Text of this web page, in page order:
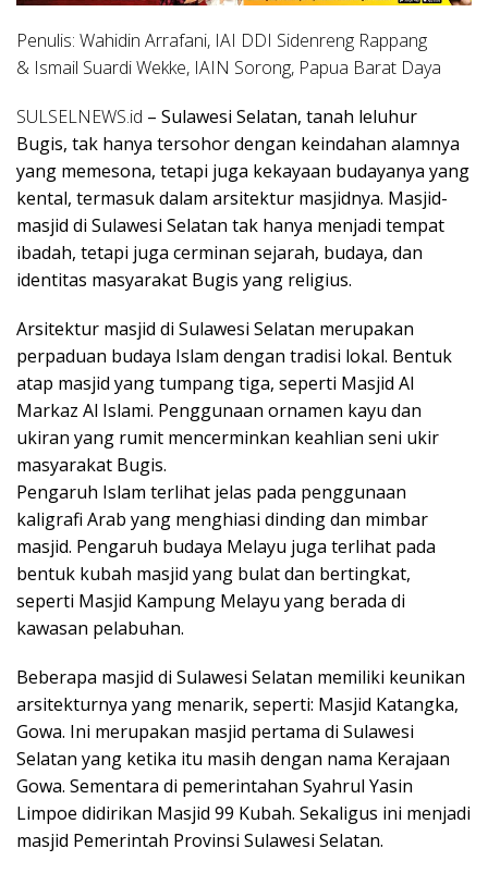
Penulis: Wahidin Arrafani, IAI DDI Sidenreng Rappang
& Ismail Suardi Wekke, IAIN Sorong, Papua Barat Daya
SULSELNEWS.id – Sulawesi Selatan, tanah leluhur
Bugis, tak hanya tersohor dengan keindahan alamnya
yang memesona, tetapi juga kekayaan budayanya yang
kental, termasuk dalam arsitektur masjidnya. Masjid-
masjid di Sulawesi Selatan tak hanya menjadi tempat
ibadah, tetapi juga cerminan sejarah, budaya, dan
identitas masyarakat Bugis yang religius.
Arsitektur masjid di Sulawesi Selatan merupakan
perpaduan budaya Islam dengan tradisi lokal. Bentuk
atap masjid yang tumpang tiga, seperti Masjid Al
Markaz Al Islami. Penggunaan ornamen kayu dan
ukiran yang rumit mencerminkan keahlian seni ukir
masyarakat Bugis.
Pengaruh Islam terlihat jelas pada penggunaan
kaligrafi Arab yang menghiasi dinding dan mimbar
masjid. Pengaruh budaya Melayu juga terlihat pada
bentuk kubah masjid yang bulat dan bertingkat,
seperti Masjid Kampung Melayu yang berada di
kawasan pelabuhan.
Beberapa masjid di Sulawesi Selatan memiliki keunikan
arsitekturnya yang menarik, seperti: Masjid Katangka,
Gowa. Ini merupakan masjid pertama di Sulawesi
Selatan yang ketika itu masih dengan nama Kerajaan
Gowa. Sementara di pemerintahan Syahrul Yasin
Limpoe didirikan Masjid 99 Kubah. Sekaligus ini menjadi
masjid Pemerintah Provinsi Sulawesi Selatan.